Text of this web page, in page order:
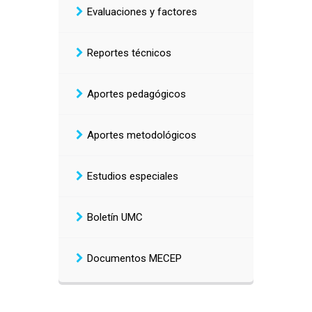
Evaluaciones y factores
Reportes técnicos
Aportes pedagógicos
Aportes metodológicos
Estudios especiales
Boletín UMC
Documentos MECEP